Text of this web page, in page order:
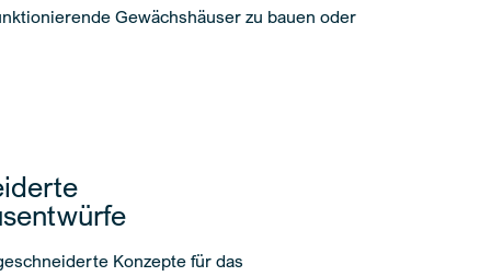
Gewächshäuser zu bauen oder
Konzepte für das